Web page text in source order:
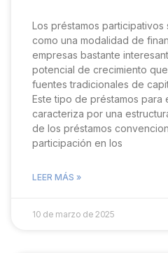
Los préstamos
como una modalidad de
empresas bastante
potencial de crecimiento
fuentes tradicionales de
Este tipo de préstamos para
caracteriza por una
de los préstamos
participación en los
LEER MÁS »
10 de marzo de 2025